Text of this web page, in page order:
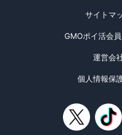
サイトマ
GMOポイ活会
運営会
個人情報保